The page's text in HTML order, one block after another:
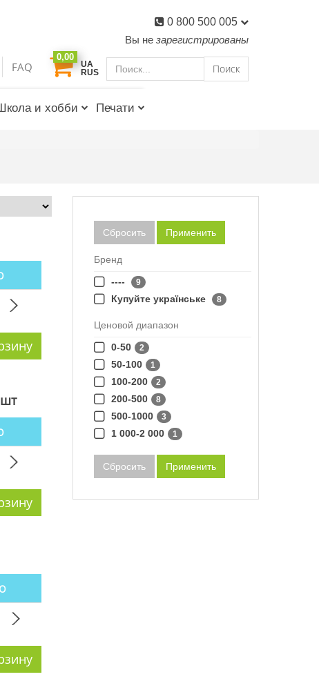
Поиск
UA
RUS
0,00
Вы не зарегистрированы
0 800 500 005
FAQ
и хобби Печати
Сбросить Применить
Бренд
----
9
Купуйте українське 8
Ценовой диапазон
0-50
2
50-100 1
100-200 2
200-500 8
500-1000 3
1 000-2 000 1
Сбросить Применить